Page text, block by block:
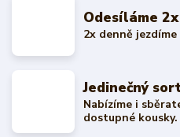
Odesíláme
2x denně
Jedinečný
Nabízíme i
dostupné kousky.